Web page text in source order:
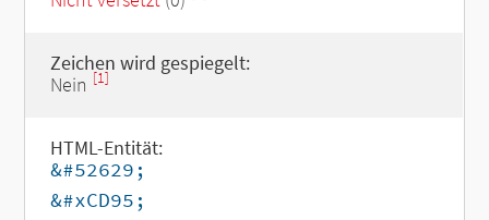
Zeichen wird gespiegelt:
Nein [1]
HTML-Entität:
&#52629;
&#xCD95;